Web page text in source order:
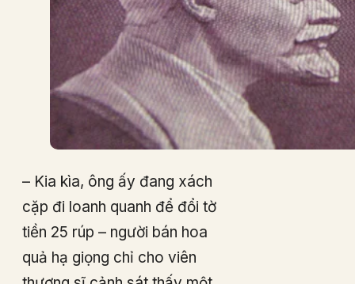
– Kia kìa, ông ấy đang xách
cặp đi loanh quanh để đổi tờ
tiền 25 rúp – người bán hoa
quả hạ giọng chỉ cho viên